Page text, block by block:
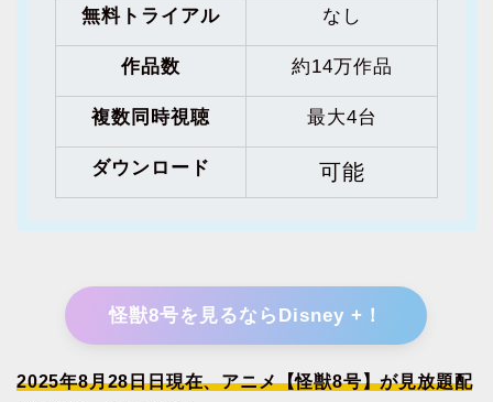
無料トライアル なし
作品数 約14万作品
複数同時視聴 最大4台
ダウンロード 可能
怪獣8号を見るならDisney +！
2025年8月28日日現在、アニメ【怪獣8号】が見放題配